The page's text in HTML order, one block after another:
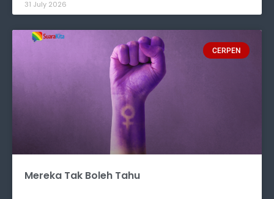
31 July 2026
CERPEN
Mereka Tak Boleh Tahu